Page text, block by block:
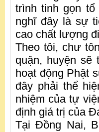
trình tinh gọn
nghĩ đây là sự
cao chất lượng
Theo tôi, chư
quận, huyện
hoạt động Phật
đây phải thể
nhiệm của tự
định giá trị của
Tại Đồng Nai,